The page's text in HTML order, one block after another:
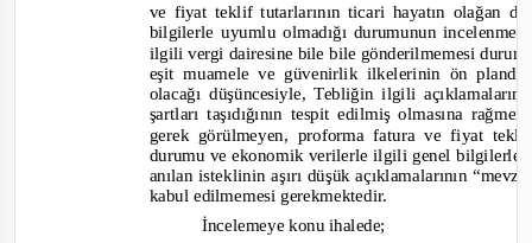
ve fiyat teklif tutarlarının ticari hayatın olağan
bilgilerle uyumlu olmadığı durumunun
ilgili vergi dairesine bile bile gönderilmemesi
eşit muamele ve güvenirlik ilkelerinin ön
olacağı düşüncesiyle, Tebliğin ilgili
şartları taşıdığının tespit edilmiş olmasına
gerek görülmeyen, proforma fatura ve fiyat teklif
durumu ve ekonomik verilerle ilgili genel bilgilerle
anılan isteklinin aşırı düşük açıklamalarının “
kabul edilmemesi gerekmektedir.
İncelemeye konu ihalede;